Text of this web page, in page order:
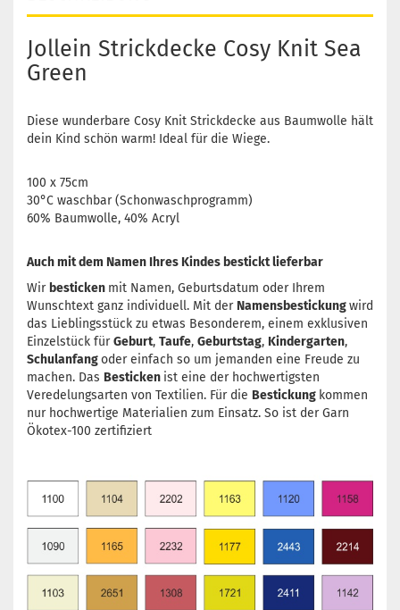
Jollein Strickdecke Cosy Knit Sea
Green
Diese wunderbare Cosy Knit Strickdecke aus Baumwolle hält
dein Kind schön warm! Ideal für die Wiege.
100 x 75cm
30°C waschbar (Schonwaschprogramm)
60% Baumwolle, 40% Acryl
Auch mit dem Namen Ihres Kindes bestickt lieferbar
Wir besticken mit Namen, Geburtsdatum oder Ihrem
Wunschtext ganz individuell. Mit der Namensbestickungwird
das Lieblingsstück zu etwas Besonderem, einem exklusiven
Einzelstück fürGeburt, Taufe, Geburtstag, Kindergarten,
Schulanfangoder einfach so um jemanden eine Freude zu
machen. Das Besticken ist eine der hochwertigsten
Veredelungsarten von Textilien. Für die Bestickung kommen
nur hochwertige Materialien zum Einsatz. So ist der Garn
Ökotex-100 zertifiziert